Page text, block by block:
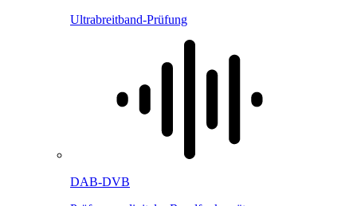
Ultrabreitband-Prüfung
DAB-DVB